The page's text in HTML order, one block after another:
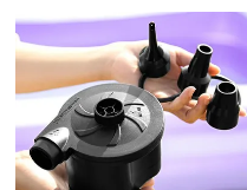
探
イ
ン